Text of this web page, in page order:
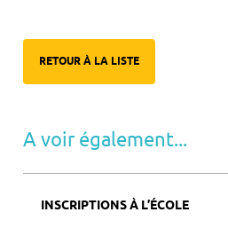
RETOUR À LA LISTE
A voir également...
INSCRIPTIONS À L’ÉCOLE